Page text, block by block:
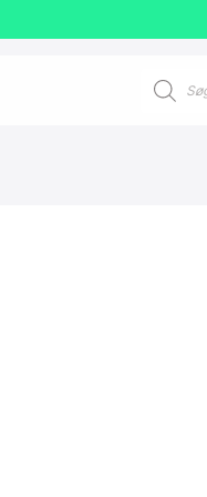
Products
search